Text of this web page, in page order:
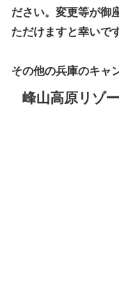
ださい。変更等が御
ただけますと幸いで
その他の兵庫のキ
峰山高原リゾ